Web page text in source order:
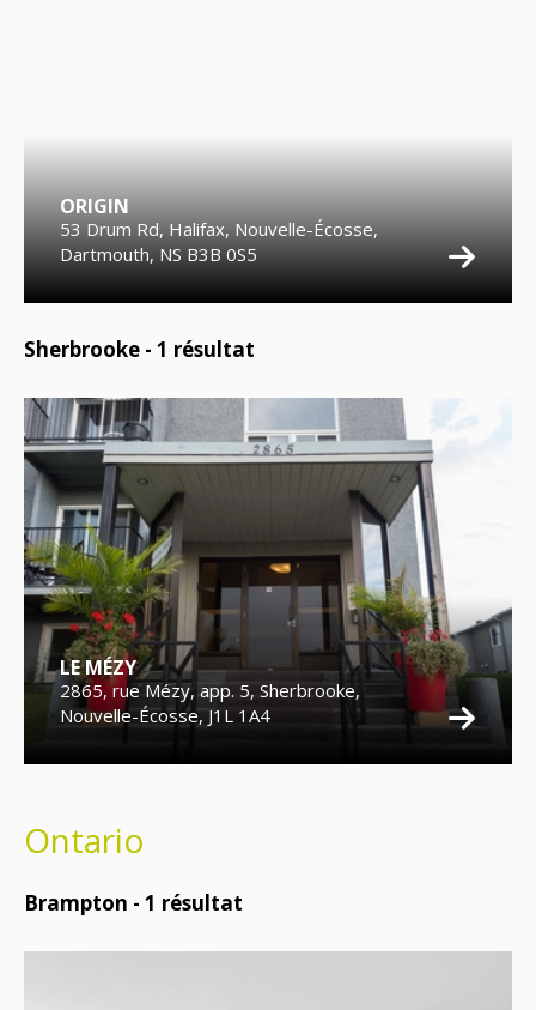
ORIGIN
53 Drum Rd, Halifax, Nouvelle-Écosse,
Dartmouth, NS B3B 0S5
Sherbrooke - 1 résultat
LE MÉZY
2865, rue Mézy, app. 5, Sherbrooke,
Nouvelle-Écosse, J1L 1A4
Ontario
Brampton - 1 résultat